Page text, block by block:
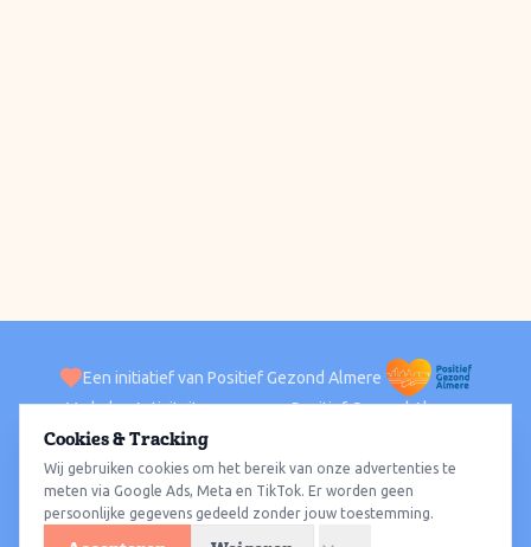
Een initiatief van Positief Gezond Almere
VerhalenActiviteiten Positief Gezond Almere
ACTIVITEITEN PER WIJK
Alle wijkenAlmere HavenAlmere StadAlmere BuitenAlmere Poort
Almere HoutAlmere OosterwoldWat te doen
Cookies & Tracking
Wij gebruiken cookies om het bereik van onze advertenties te
meten via Google Ads, Meta en TikTok. Er worden geen
persoonlijke gegevens gedeeld zonder jouw toestemming.